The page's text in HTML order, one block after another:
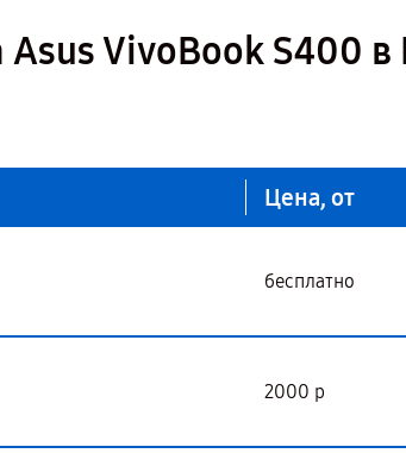
Asus VivoBook S400
Цена, от
бесплатно
2000 р